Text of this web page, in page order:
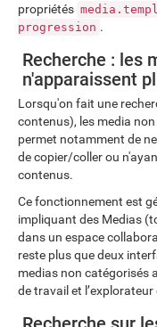
propriétés
progression .
Recherche : les
n'apparaissent
Lorsqu'on fait une
contenus), les media
permet notamment de
de copier/coller ou
contenus.
Ce fonctionnement est
impliquant des Medias
dans un espace
reste plus que deux
medias non catégorisés
de travail et l’explorateur